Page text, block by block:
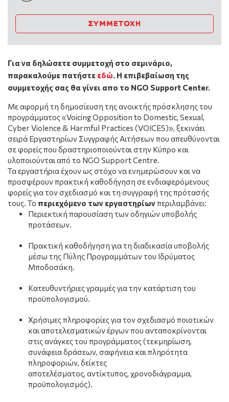
ΣΥΜΜΕΤΟΧΉ
Για να δηλώσετε συμμετοχή στο σεμινάριο,
παρακαλούμε πατήστε εδώ. Η επιβεβαίωση της
συμμετοχής σας θα γίνει απο το NGO Support Center.
Με αφορμή τη δημοσίευση της ανοικτής πρόσκλησης του
προγράμματος «Voicing Opposition to Domestic, Sexual,
Cyber Violence & Harmful Practices (VOICES)», ξεκινάει
σειρά Εργαστηρίων Συγγραφής Αιτήσεων που απευθύνονται
σε φορείς που δραστηριοποιούνται στην Κύπρο και
υλοποιούνται από το NGO Support Centre.
Τα εργαστήρια έχουν ως στόχο να ενημερώσουν και να
προσφέρουν πρακτική καθοδήγηση σε ενδιαφερόμενους
φορείς για τον σχεδιασμό και τη συγγραφή της πρότασής
τους. Το περιεχόμενο των εργαστηρίωνπεριλαμβάνει:
Περιεκτική παρουσίαση των οδηγιών υποβολής
προτάσεων.
Πρακτική καθοδήγηση για τη διαδικασία υποβολής
μέσω της Πύλης Προγραμμάτων του Ιδρύματος
Μποδοσάκη.
Κατευθυντήριες γραμμές για την κατάρτιση του
προϋπολογισμού.
Χρήσιμες πληροφορίες για τον σχεδιασμό ποιοτικών
και αποτελεσματικών έργων που ανταποκρίνονται
στις ανάγκες του προγράμματος (τεκμηρίωση,
συνάφεια δράσεων, σαφήνεια και πληρότητα
πληροφοριών, δείκτες
αποτελέσματος, αντίκτυπος, χρονοδιάγραμμα,
προϋπολογισμός).